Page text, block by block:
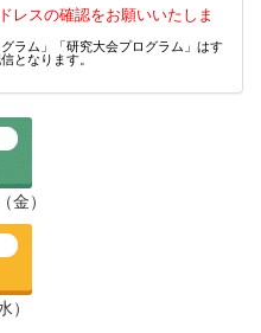
スの確認をお願いいたしま
ラム」「研究大会プログラム」はす
となります。
）